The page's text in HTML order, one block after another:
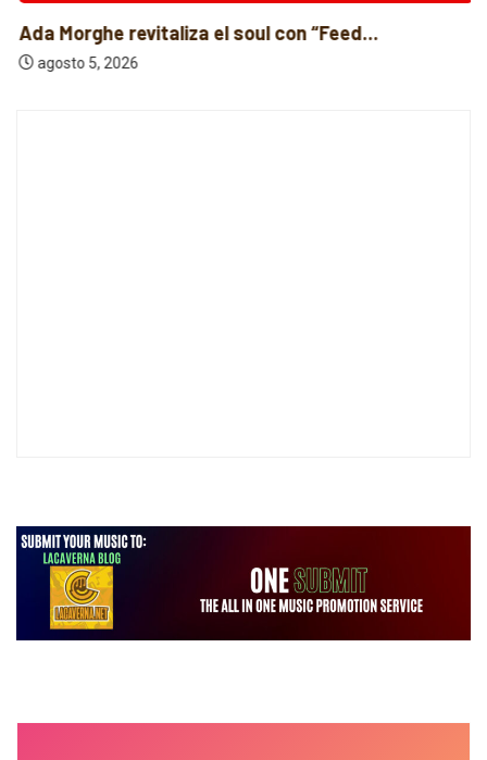
Ada Morghe revitaliza el soul con “Feed...
agosto 5, 2026